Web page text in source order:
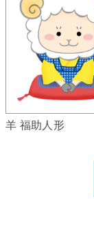
羊 福助人形